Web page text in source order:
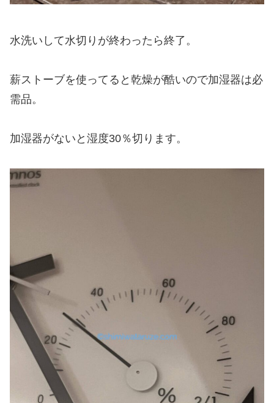
水洗いして水切りが終わったら終了。
薪ストーブを使ってると乾燥が酷いので加湿器は必
需品。
加湿器がないと湿度30％切ります。